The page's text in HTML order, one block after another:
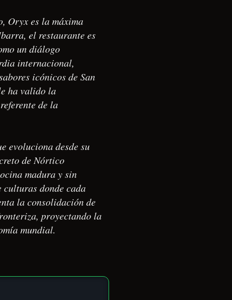
Oryx es la máxima
el restaurante es
un diálogo
internacional,
icónicos de San
ha valido la
de la
evoluciona desde su
de Nórtico
madura y sin
donde cada
la consolidación de
proyectando la
mundial.